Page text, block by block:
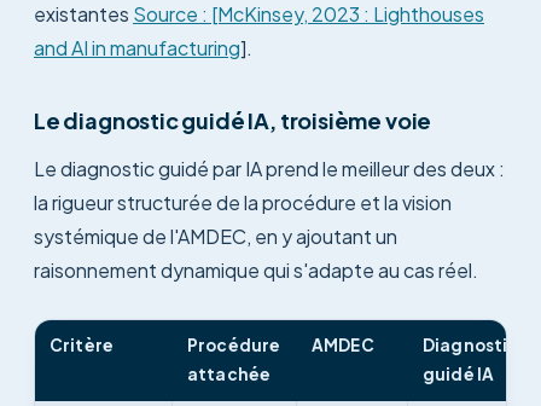
existantes Source : [McKinsey, 2023 : Lighthouses
and AI in manufacturing].
Le diagnostic guidé IA, troisième voie
Le diagnostic guidé par IA prend le meilleur des deux :
la rigueur structurée de la procédure et la vision
systémique de l'AMDEC, en y ajoutant un
raisonnement dynamique qui s'adapte au cas réel.
Critère
Procédure
attachée
AMDEC
Diagnostic
guidé IA